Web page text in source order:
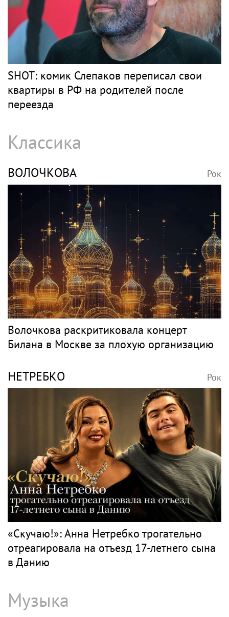
SHOT: комик Слепаков переписал свои
квартиры в РФ на родителей после
переезда
Классика
ВОЛОЧКОВА Рок
Волочкова раскритиковала концерт
Билана в Москве за плохую организацию
НЕТРЕБКО Рок
«Скучаю!»: Анна Нетребко трогательно
отреагировала на отъезд 17-летнего сына
в Данию
Музыка